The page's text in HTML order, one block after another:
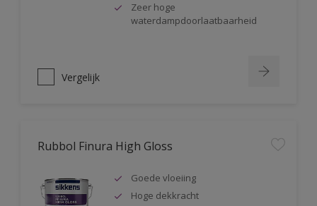
Zeer hoge
waterdampdoorlaatbaarheid
Vergelijk
Rubbol Finura High Gloss
Goede vloeiing
Hoge dekkracht